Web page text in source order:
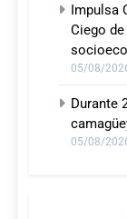
Impulsa
Ciego
05/08/
Durante
05/08/